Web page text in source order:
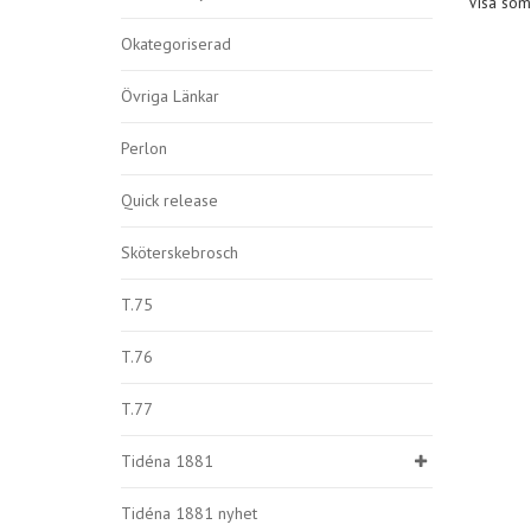
Okategoriserad
Övriga Länkar
Perlon
Quick release
Sköterskebrosch
T.75
T.76
T.77
Tidéna 1881
Tidéna 1881 nyhet